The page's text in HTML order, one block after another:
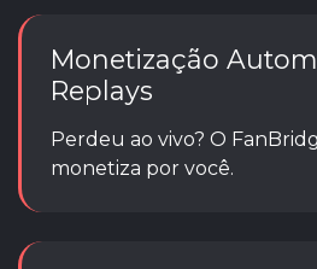
Monetização
Replays
Perdeu ao vivo? O
monetiza por você.